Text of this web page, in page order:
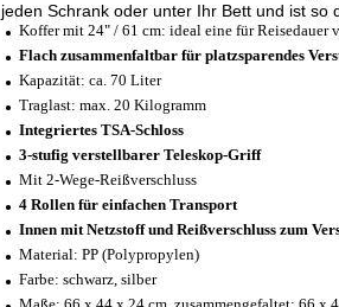
jeden Schrank oder unter Ihr Bett und ist so
Koffer mit 24" / 61 cm: ideal eine für Reisedauer
Flach zusammenfaltbar für platzsparendes
Kapazität: ca. 70 Liter
Traglast: max. 20 Kilogramm
Integriertes TSA-Schloss
3-stufig verstellbarer Teleskop-Griff
Mit 2-Wege-Reißverschluss
4 Rollen für einfachen Transport
Innen mit Netzstoff und Reißverschluss zum
Material: PP (Polypropylen)
Farbe: schwarz, silber